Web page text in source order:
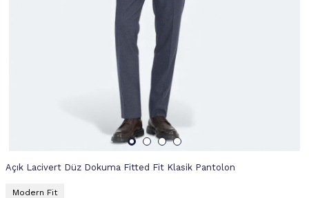
Açık Lacivert Düz Dokuma Fitted Fit Klasik Pantolon
Modern Fit